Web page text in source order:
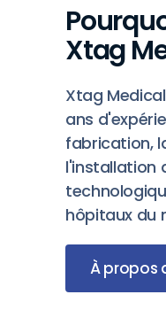
Xtag
Xtag
ans
fabrication,
l'installation
hôpitaux du
À propos